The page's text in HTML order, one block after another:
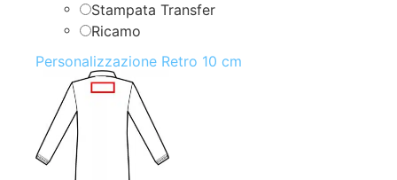
Stampata Transfer
Ricamo
Personalizzazione Retro 10 cm